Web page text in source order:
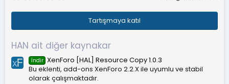
0
l
d
ı
z
Tartışmaya katıl
HAN ait diğer kaynakar
İndir XenForo [HAL] Resource Copy 1.0.3
Bu eklenti, add-ons XenForo 2.2.X ile uyumlu ve stabil
olarak çalışmaktadır.